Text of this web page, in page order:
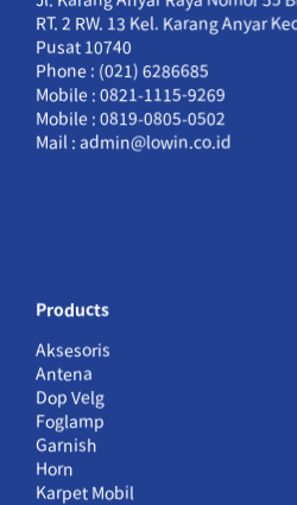
RT. 2 RW. 13 Kel. Karang Anyar
Pusat 10740
Phone : (021) 6286685
Mobile : 0821-1115-9269
Mobile : 0819-0805-0502
Mail : admin@lowin.co.id
Products
Aksesoris
Antena
Dop Velg
Foglamp
Garnish
Horn
Karpet Mobil